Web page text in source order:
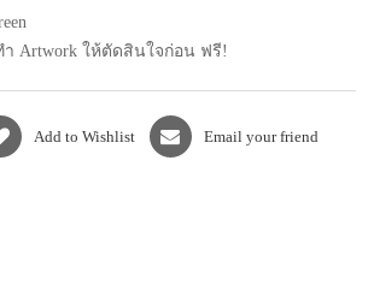
ำ Artwork ให้ตัดสินใจก่อน ฟรี!
Add to Wishlist Email your friend